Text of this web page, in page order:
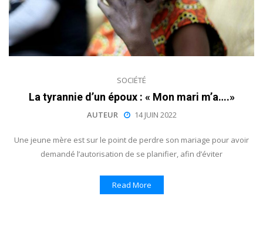
SOCIÉTÉ
La tyrannie d’un époux : « Mon mari m’a….»
AUTEUR 14 JUIN 2022
Une jeune mère est sur le point de perdre son mariage pour avoir
demandé l’autorisation de se planifier, afin d’éviter
Read More